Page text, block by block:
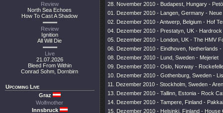
Review
North Sea Echoes
How To Cast A Shadow
Review
Ignition
All Will Die
Live
21.07.2026
Bleed From Within
Conrad Sohm, Dornbirn
Upcoming Live
Graz
Wolfmother
Innsbruck
28. November 2010 - Budapest, Hungary -
01. Dezember 2010 - Langen, Germany - Neue
02. Dezember 2010 - Antwerp, Belgium - Hof
04. Dezember 2010 - Prestatyn, UK - Hardrock
05. Dezember 2010 - London, UK - The HMV
06. Dezember 2010 - Eindhoven, Netherlands -
08. Dezember 2010 - Lund, Sweden - Mejeriet
09. Dezember 2010 - Oslo, Norway -
10. Dezember 2010 - Gothenburg, Sweden -
11. Dezember 2010 - Stockholm, Sweden -
13. Dezember 2010 - Tallinn, Estonia - Rock
14. Dezember 2010 - Tampere, Finland -
15. Dezember 2010 - Helsinki, Finland - House